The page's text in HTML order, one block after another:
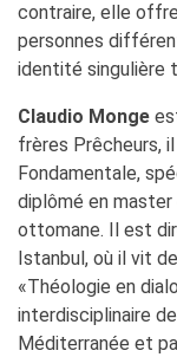
contraire, elle
personnes
identité singulière
Claudio Monge
frères Prêcheurs,
Fondamentale,
diplômé en
ottomane. Il est
Istanbul, où il vit
«Théologie en
interdisciplinaire
Méditerranée et